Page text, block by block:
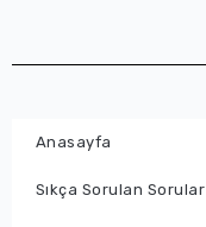
Anasayfa
Sıkça Sorulan Sorular